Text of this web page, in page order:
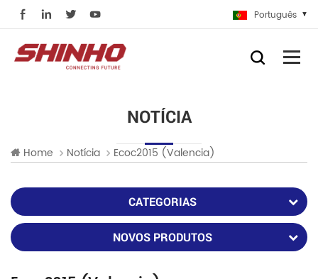
Português
NOTÍCIA
Home Notícia Ecoc2015 (valencia)
CATEGORIAS
NOVOS PRODUTOS